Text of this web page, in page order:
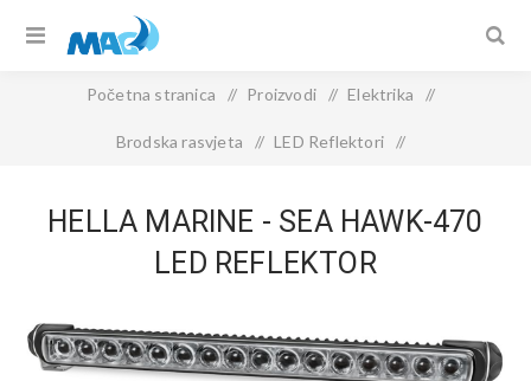
Početna stranica / Proizvodi / Elektrika /
Brodska rasvjeta / LED Reflektori /
HELLA MARINE - SEA HAWK-470
LED REFLEKTOR